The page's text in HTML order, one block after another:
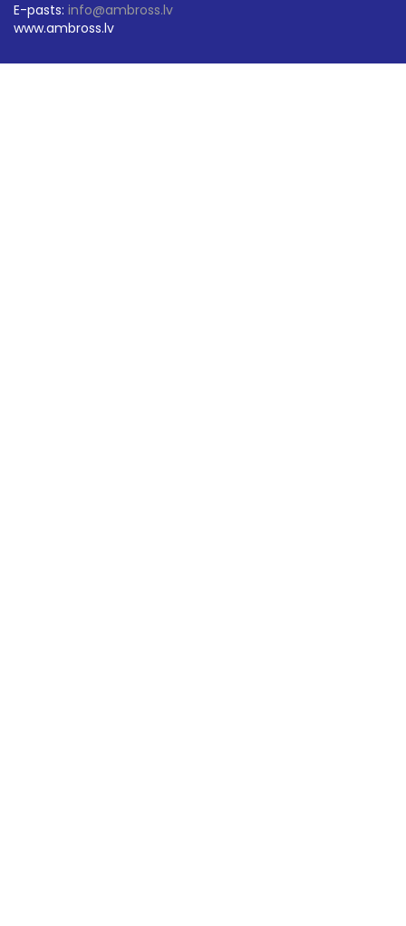
E-pasts: info@ambross.lv
www.ambross.lv